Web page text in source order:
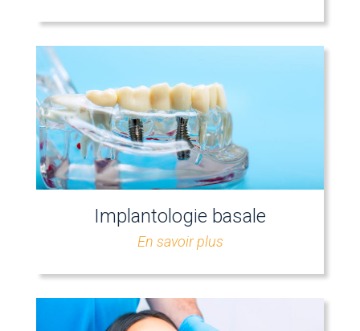
Implantologie basale
En savoir plus